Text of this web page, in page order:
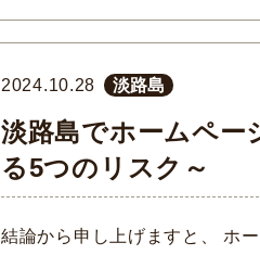
2024.10.28 淡路島
淡路島でホームペー
る5つのリスク～
結論から申し上げますと、 ホ